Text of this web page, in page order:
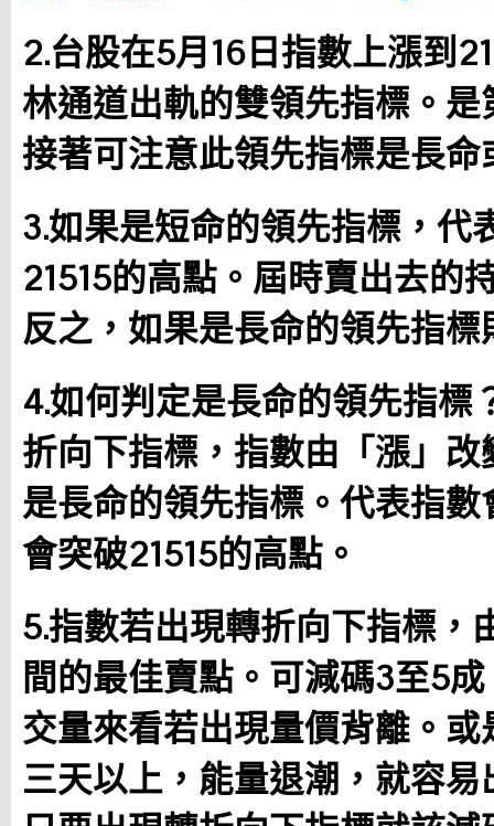
2.台股在5月16日指數上漲到
林通道出軌的雙領先指標。
接著可注意此領先指標是長命
3.如果是短命的領先指標，代
21515的高點。屆時賣出去的
反之，如果是長命的領先指
4.如何判定是長命的領先指標
折向下指標，指數由「漲」
是長命的領先指標。代表指
會突破21515的高點。
5.指數若出現轉折向下指標，
間的最佳賣點。可減碼3至5
交量來看若出現量價背離。
三天以上，能量退潮，就容